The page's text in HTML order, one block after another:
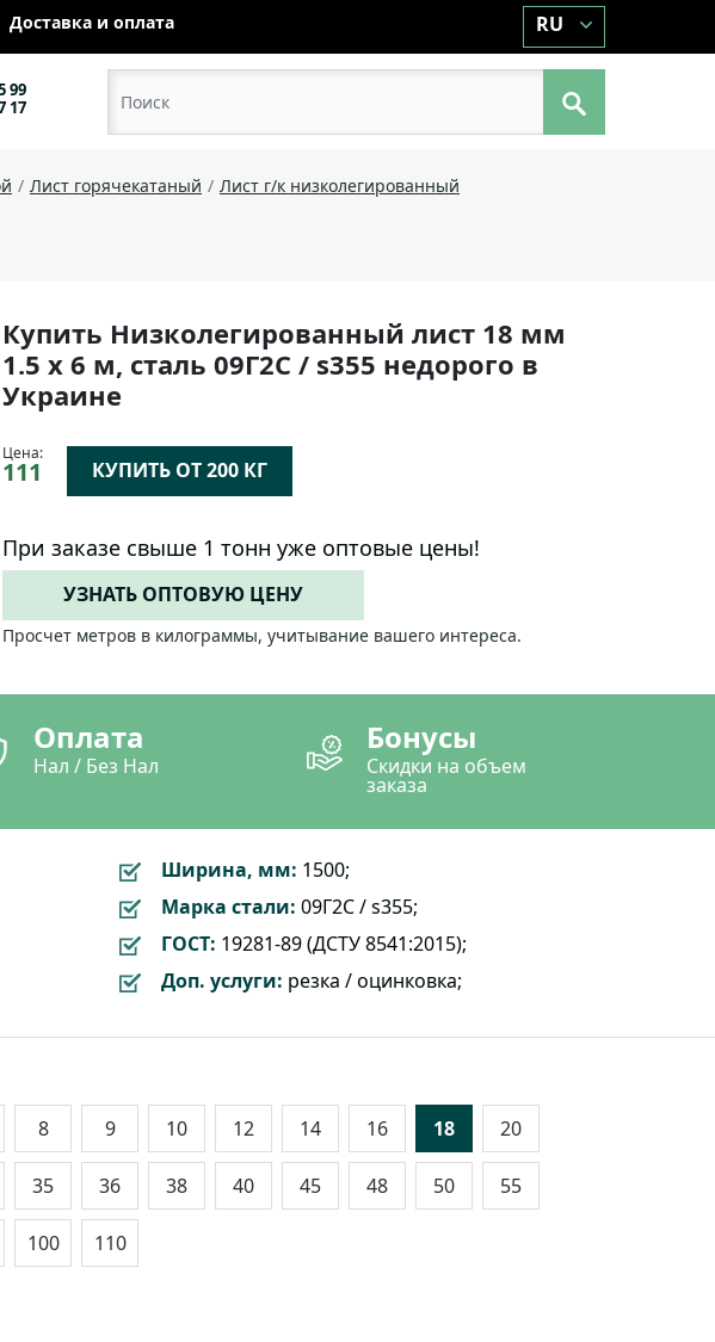
Доставка и оплата RU
99
17
Лист горячекатаный
Лист г/к низколегированный
Купить Низколегированный лист 18 мм
1.5 х 6 м, сталь 09Г2С / s355 недорого в
Украине
Цена:
111 КУПИТЬ ОТ 200 КГ
При заказе свыше 1 тонн уже оптовые цены!
УЗНАТЬ ОПТОВУЮ ЦЕНУ
Просчет метров в килограммы, учитывание вашего интереса.
Оплата
Нал / Без Нал
Бонусы
Скидки на объем
заказа
Ширина, мм: 1500;
Марка стали: 09Г2С / s355;
ГОСТ: 19281-89 (ДСТУ 8541:2015);
Доп. услуги: резка / оцинковка;
8 9 10 12 14 16 18 20
35 36 38 40 45 48 50 55
100 110